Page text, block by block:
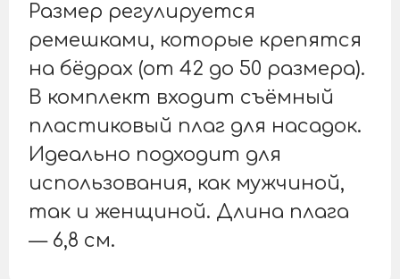
Размер регулируется
ремешками, которые крепятся
на бёдрах (от 42 до 50 размера).
В комплект входит съёмный
пластиковый плаг для насадок.
Идеально подходит для
использования, как мужчиной,
так и женщиной. Длина плага
— 6,8 см.